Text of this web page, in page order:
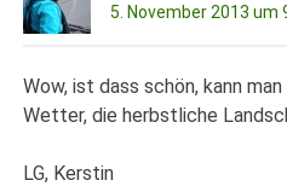
5. November 2013 um
Wow, ist dass schön, kann
Wetter, die herbstliche
LG, Kerstin